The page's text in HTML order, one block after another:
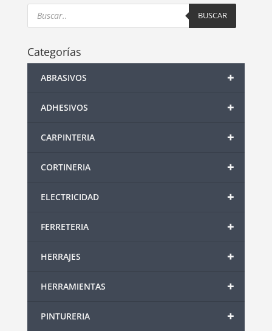
Products
search BUSCAR
Categorías
+
ABRASIVOS
+
ADHESIVOS
+
CARPINTERIA
+
CORTINERIA
+
ELECTRICIDAD
+
FERRETERIA
+
HERRAJES
+
HERRAMIENTAS
+
PINTURERIA